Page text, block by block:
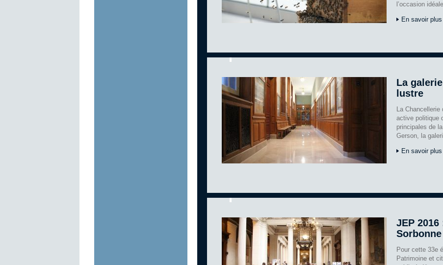
l’occasion
En savoir plus
La
lustre
La
active politique
principales de
Gerson, la
En savoir plus
JEP
Sorbonne
Pour cette 33e
Patrimoine et